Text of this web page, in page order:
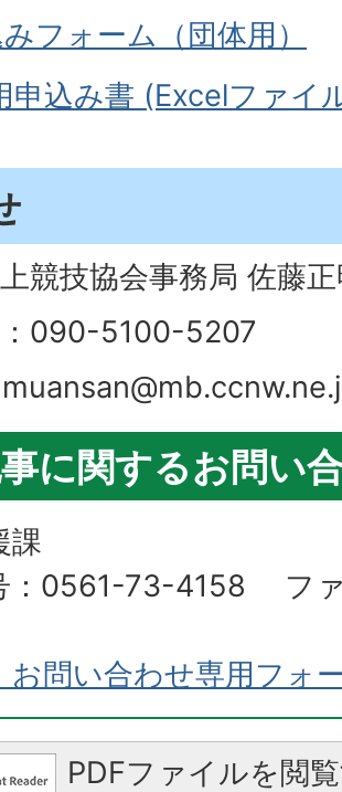
フォーム（団体用）
申込み書 (Excelファイ
競技協会事務局 佐藤
090-5100-5207
に関するお問い
課
：0561-73-4158 フ
お問い合わせ専用フォ
PDFファイルを閲